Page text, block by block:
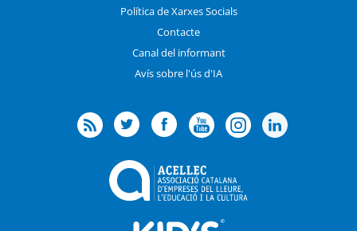
Política de Xarxes Socials
Contacte
Canal del informant
Avís sobre l'ús d'IA